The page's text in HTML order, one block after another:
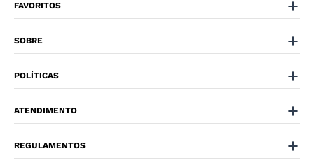
FAVORITOS
SOBRE
POLÍTICAS
ATENDIMENTO
REGULAMENTOS